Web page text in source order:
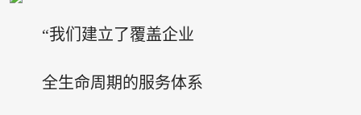
“我们建立了覆盖企业
全生命周期的服务体系